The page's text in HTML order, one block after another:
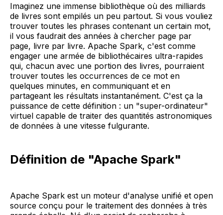
Imaginez une immense bibliothèque où des milliards
de livres sont empilés un peu partout. Si vous vouliez
trouver toutes les phrases contenant un certain mot,
il vous faudrait des années à chercher page par
page, livre par livre. Apache Spark, c'est comme
engager une armée de bibliothécaires ultra-rapides
qui, chacun avec une portion des livres, pourraient
trouver toutes les occurrences de ce mot en
quelques minutes, en communiquant et en
partageant les résultats instantanément. C'est ça la
puissance de cette définition : un "super-ordinateur"
virtuel capable de traiter des quantités astronomiques
de données à une vitesse fulgurante.
Définition de "Apache Spark"
Apache Spark est un moteur d'analyse unifié et open
source conçu pour le traitement des données à très